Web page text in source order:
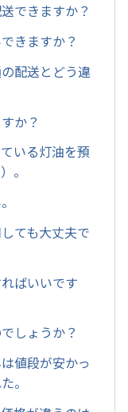
できますか？
きますか？
配送とどう違
か？
いる灯油を預
。
ても大丈夫で
ばいいです
しょうか？
値段が安かっ
。